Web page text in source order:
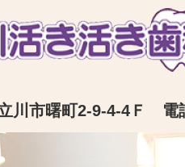
川市曙町2-9-4-4Ｆ 電